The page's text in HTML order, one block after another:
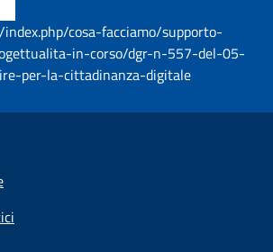
cosa-facciamo/supporto-
in-corso/dgr-n-557-del-05-
per-la-cittadinanza-digitale